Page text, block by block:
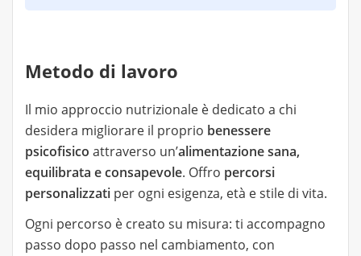
Metodo di lavoro
Il mio approccio nutrizionale è dedicato a chi
desidera migliorare il proprio benessere
psicofisico attraverso un’alimentazione sana,
equilibrata e consapevole. Offro percorsi
personalizzati per ogni esigenza, età e stile di vita.
Ogni percorso è creato su misura: ti accompagno
passo dopo passo nel cambiamento, con